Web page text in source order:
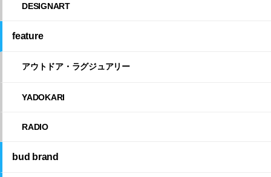
DESIGNART
feature
アウトドア・ラグジュアリー
YADOKARI
RADIO
bud brand